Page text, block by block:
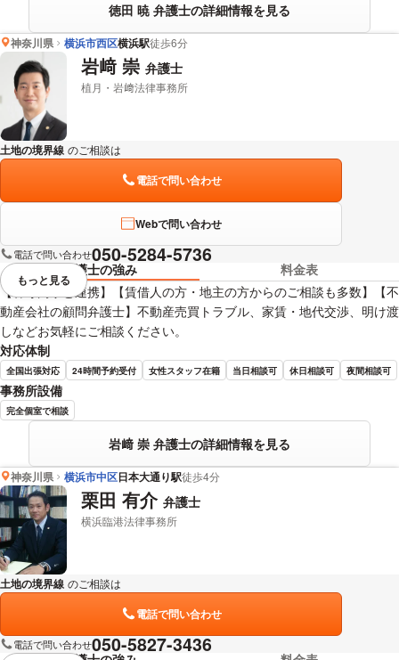
徳田 暁 弁護士の詳細情報を見る
神奈川県 横浜市西区横浜駅徒歩6分
岩﨑 崇 弁護士
植月・岩﨑法律事務所
土地の境界線 のご相談は
電話で問い合わせ
Webで問い合わせ
電話で問い合わせ050-5284-5736
弁護士の強み
料金表
【各専門家と連携】【賃借人の方・地主の方からのご相談も多数】【不
動産会社の顧問弁護士】不動産売買トラブル、家賃・地代交渉、明け渡
しなどお気軽にご相談ください。
対応体制
全国出張対応 24時間予約受付 女性スタッフ在籍 当日相談可 休日相談可 夜間相談可
事務所設備
完全個室で相談
岩﨑 崇 弁護士の詳細情報を見る
視覚的に省略されている要素を
もっと見る
神奈川県 横浜市中区日本大通り駅徒歩4分
栗田 有介 弁護士
横浜臨港法律事務所
土地の境界線 のご相談は
電話で問い合わせ
電話で問い合わせ050-5827-3436